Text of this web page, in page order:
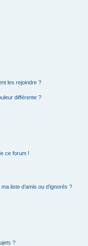
les rejoindre ?
différente ?
ce forum !
liste d’amis ou d’ignorés ?
?